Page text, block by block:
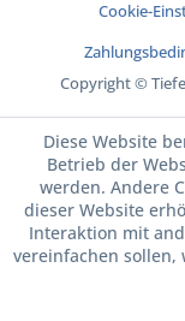
Cookie-
Copyright ©
Diese Website
Betrieb der
werden. Andere
dieser Website
Interaktion mit
vereinfachen